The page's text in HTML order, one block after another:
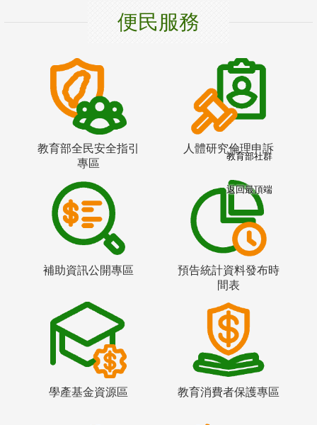
便民服務
教育部全民安全指引
專區
人體研究倫理申訴
補助資訊公開專區
預告統計資料發布時
間表
學產基金資源區 教育消費者保護專區
教育部社群
返回最頂端